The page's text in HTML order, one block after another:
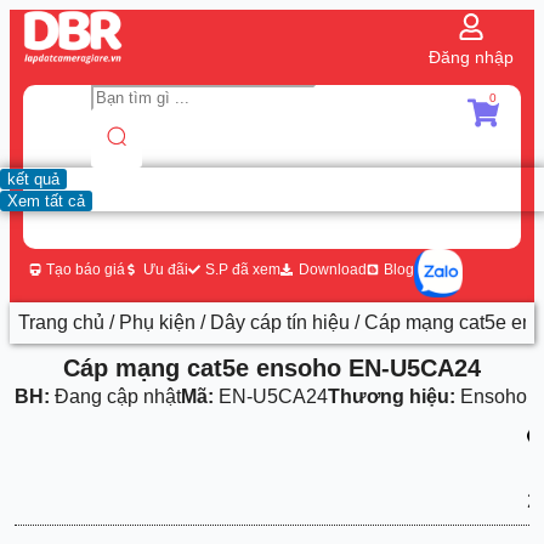
Đăng nhập
kết quả
Xem tất cả
0
Tạo báo giá Ưu đãi S.P đã xem Download Blog
Trang chủ / Phụ kiện / Dây cáp tín hiệu / Cáp mạng cat5e
Cáp mạng cat5e ensoho EN-U5CA24
BH: Đang cập nhậtMã: EN-U5CA24Thương hiệu: Ensoho